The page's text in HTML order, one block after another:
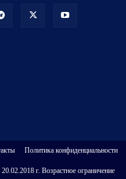
Политика конфиденциальности
г. Возрастное ограничение